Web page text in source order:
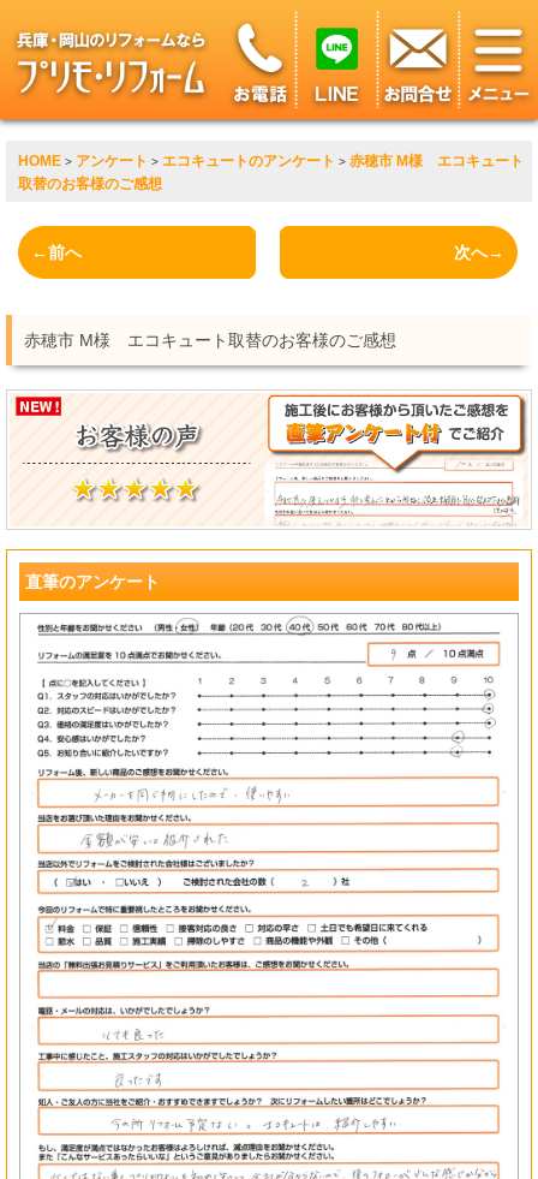
HOME > アンケート > エコキュートのアンケート > 赤穂市 M様 エコキュート
取替のお客様のご感想
←前へ 次へ→
赤穂市 M様 エコキュート取替のお客様のご感想
直筆のアンケート